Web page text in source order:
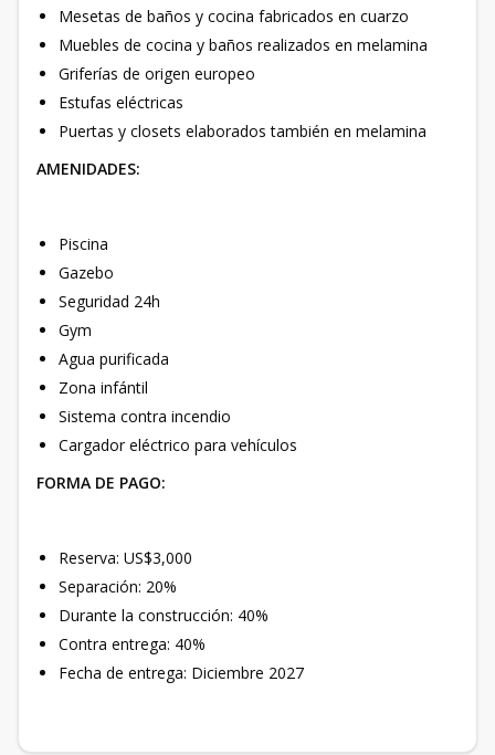
Mesetas de baños y cocina fabricados en cuarzo
Muebles de cocina y baños realizados en melamina
Griferías de origen europeo
Estufas eléctricas
Puertas y closets elaborados también en melamina
AMENIDADES:
Piscina
Gazebo
Seguridad 24h
Gym
Agua purificada
Zona infántil
Sistema contra incendio
Cargador eléctrico para vehículos
FORMA DE PAGO:
Reserva: US$3,000
Separación: 20%
Durante la construcción: 40%
Contra entrega: 40%
Fecha de entrega: Diciembre 2027